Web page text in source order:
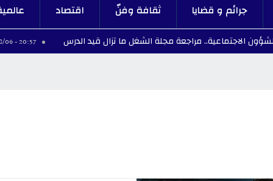
جرائم و قضايا ثقافة وفنّ اقتصاد
مراجعة مجلة الشغل ما تزال قيد الدرس 20:57 - 2026/08/06